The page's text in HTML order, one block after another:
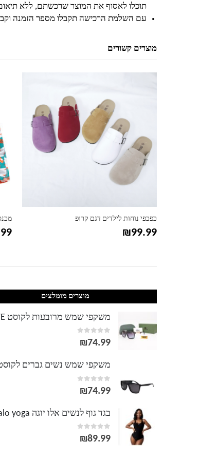
תוכלו לאסוף את המוצר שרכשתם, ללא
עם השלמת הרכישה תקבלו מספר הזמנה
מוצרים קשורים
כפכפי נוחות לילדים דגם קרופ
₪99.99
למוצר זה יש מספר סוגים. ניתן לבחור את האפשרויות בעמוד המוצר
מוצרים מומלצים
0
out of 5
₪74.99
0
out of 5
₪74.99
בגד גוף לנשים אלו יוגה alo yoga
0
out of 5
₪89.99